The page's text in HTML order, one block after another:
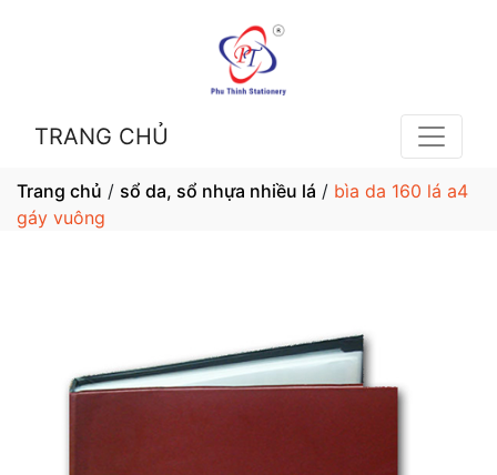
TRANG CHỦ
Trang chủ / sổ da, sổ nhựa nhiều lá / bìa da 160 lá a4
gáy vuông